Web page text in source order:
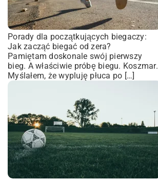
Porady dla początkujących biegaczy:
Jak zacząć biegać od zera?
Pamiętam doskonale swój pierwszy
bieg. A właściwie próbę biegu. Koszmar.
Myślałem, że wypluję płuca po […]